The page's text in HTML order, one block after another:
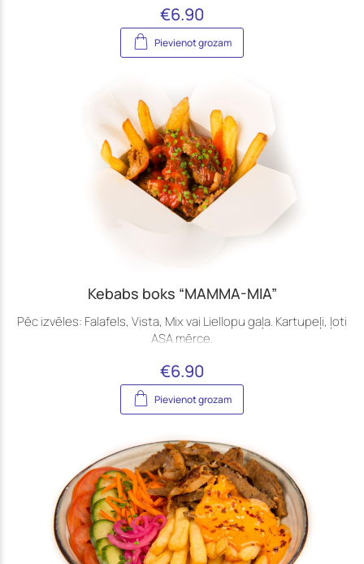
€6.90
Pievienot grozam
Kebabs boks “MAMMA-MIA”
Pēc izvēles: Falafels, Vista, Mix vai Liellopu gaļa. Kartupeļi, ļoti
ASA mērce.
€6.90
Pievienot grozam